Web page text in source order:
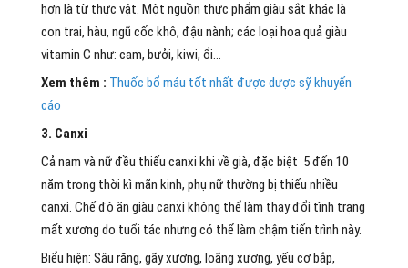
hơn là từ thực vật. Một nguồn thực phẩm giàu sắt khác là
con trai, hàu, ngũ cốc khô, đậu nành; các loại hoa quả giàu
vitamin C như: cam, bưởi, kiwi, ổi…
Xem thêm : Thuốc bổ máu tốt nhất được dược sỹ khuyến
cáo
3. Canxi
Cả nam và nữ đều thiếu canxi khi về già, đặc biệt 5 đến 10
năm trong thời kì mãn kinh, phụ nữ thường bị thiếu nhiều
canxi. Chế độ ăn giàu canxi không thể làm thay đổi tình trạng
mất xương do tuổi tác nhưng có thể làm chậm tiến trình này.
Biểu hiện: Sâu răng, gãy xương, loãng xương, yếu cơ bắp,